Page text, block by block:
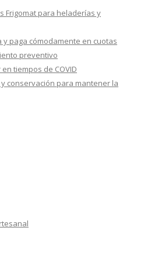
Frigomat para heladerías y
paga cómodamente en cuotas
preventivo
tiempos de COVID
conservación para mantener la